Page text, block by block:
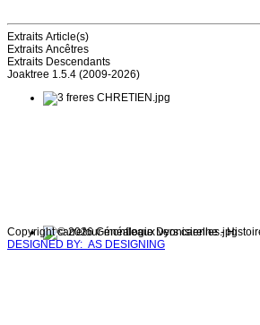
Extraits Article(s)
Extraits Ancêtres
Extraits Descendants
Joaktree 1.5.4 (2009-2026)
Copyright © 2026 Généalogie Dyonisienne -
DESIGNED BY: AS DESIGNING